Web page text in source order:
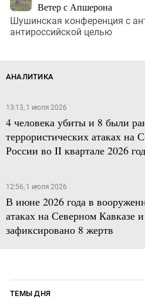
Ветер с Апшерона
Шушинская конференция с
антироссийской целью
АНАЛИТИКА
13:13, 1 июля 2026
4 человека убиты и 8 были
террористических атаках на
России во II квартале 2026
12:56, 1 июля 2026
В июне 2026 года в
атаках на Северном Кавказе
зафиксировано 8 жертв
ТЕМЫ ДНЯ